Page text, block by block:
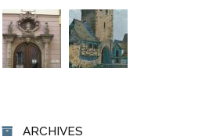
ARCHIVES